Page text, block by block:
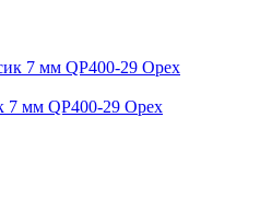
7 мм QP400-29 Орех